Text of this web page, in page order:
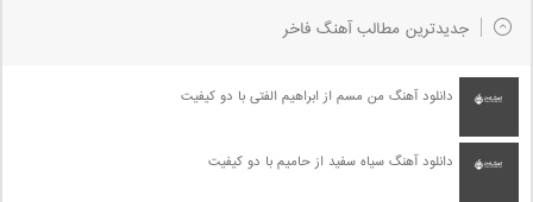
جدیدترین مطالب آهنگ فاخر
دانلود آهنگ من مسم از ابراهیم الفتی با دو کیفیت
دانلود آهنگ سیاه سفید از حامیم با دو کیفیت